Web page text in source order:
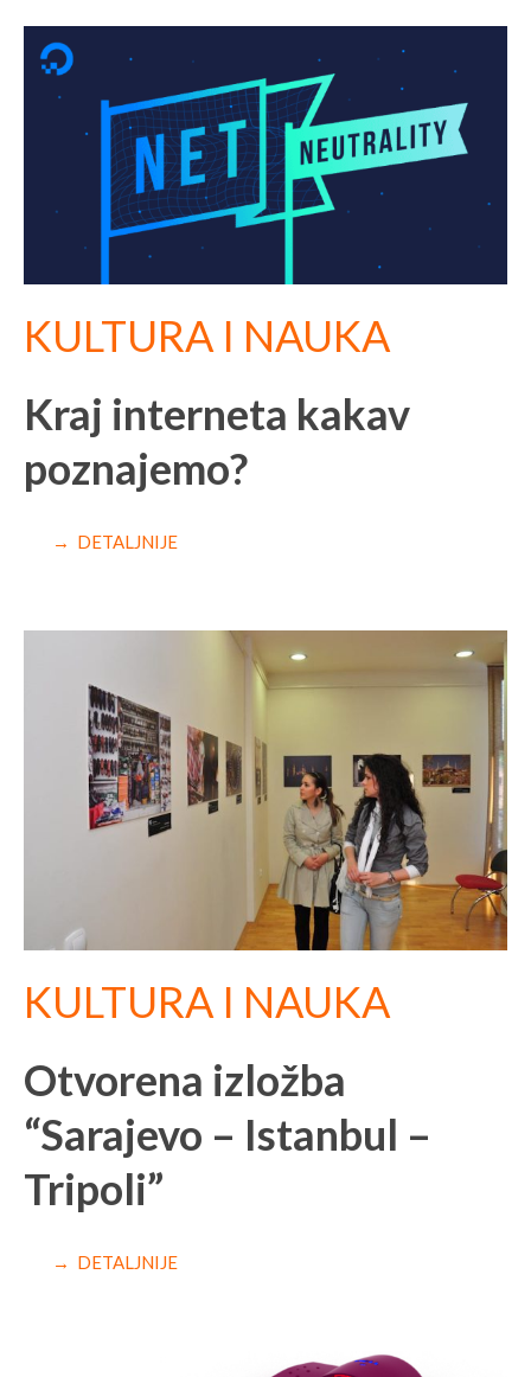
KULTURA I NAUKA
Kraj interneta kakav
poznajemo?
→ DETALJNIJE
KULTURA I NAUKA
Otvorena izložba
“Sarajevo – Istanbul –
Tripoli”
→ DETALJNIJE
P
e
P
g
e
P
g
e
P
g
e